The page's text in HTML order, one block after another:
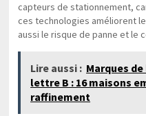
capteurs de stationnement,
ces technologies améliorent
aussi le risque de panne et le
Lire aussi : Marques
lettre B : 16 maisons
raffinement